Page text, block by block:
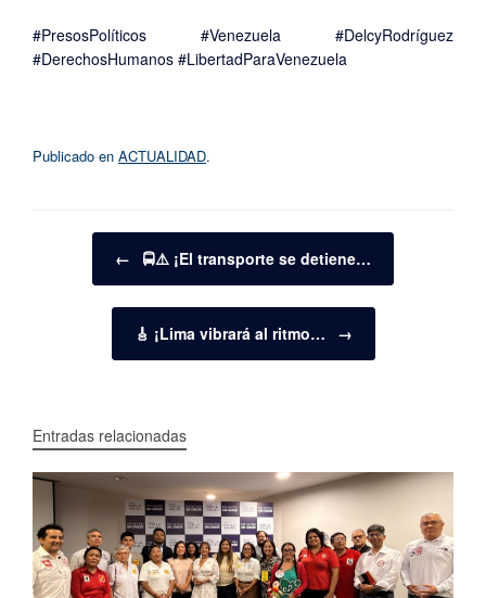
#PresosPolíticos #Venezuela #DelcyRodríguez
#DerechosHumanos #LibertadParaVenezuela
Publicado en ACTUALIDAD.
Navegador de artículos
← 🚍⚠️ ¡El transporte se detiene…
🎸 ¡Lima vibrará al ritmo… →
Entradas relacionadas